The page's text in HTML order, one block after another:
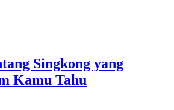
Singkong yang
Kamu Tahu